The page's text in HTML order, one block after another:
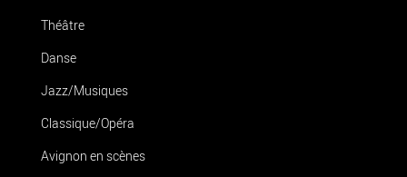
Théâtre
Danse
Jazz/Musiques
Classique/Opéra
Avignon en scènes